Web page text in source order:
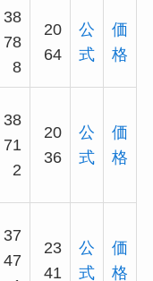
38
78
8
20
64
公
式
価
格
38
71
2
20
36
公
式
価
格
37
47
23
41
公
式
価
格